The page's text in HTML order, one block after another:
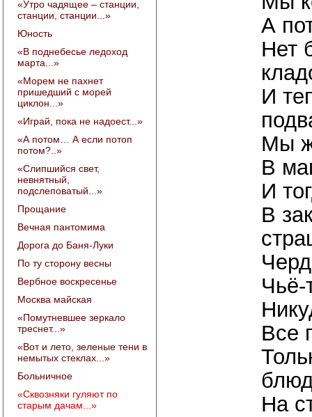
«Утро чадящее – станции,
станции, станции...»
Юность
«В поднебесье ледоход
марта...»
«Морем не пахнет
пришедший с морей
циклон...»
«Играй, пока не надоест...»
«А потом… А если потоп
потом?..»
«Слипшийся свет,
невнятный,
подслеповатый...»
Прощание
Вечная пантомима
Дорога до Баня-Луки
По ту сторону весны
Вербное воскресенье
Москва майская
«Помутневшее зеркало
треснет...»
«Вот и лето, зеленые тени в
немытых стеклах...»
Больничное
«Сквозняки гуляют по
старым дачам...»
А
Нет
И
Мы
В
И
В
Чьё-
Все
На